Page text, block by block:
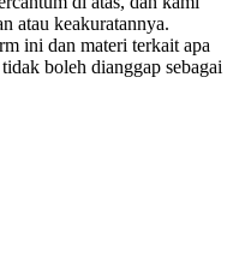
atau keakuratannya.
ini dan materi terkait apa
boleh dianggap sebagai